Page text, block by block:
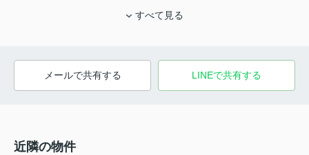
すべて見る
メールで共有する LINEで共有する
近隣の物件